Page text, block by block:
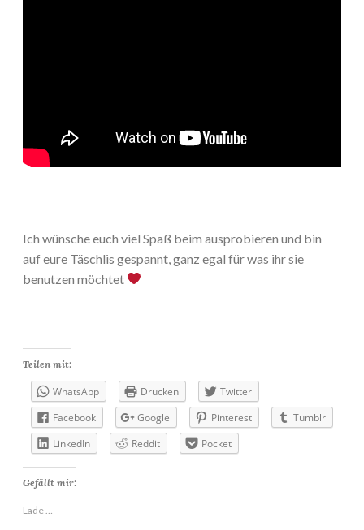
Ich wünsche euch viel Spaß beim ausprobieren und bin
auf eure Täschlis gespannt, ganz egal für was ihr sie
benutzen möchtet
Teilen mit:
WhatsApp Drucken
Twitter
Facebook
Google Pinterest
Tumblr
LinkedIn
Reddit Pocket
Gefällt mir:
Lade …